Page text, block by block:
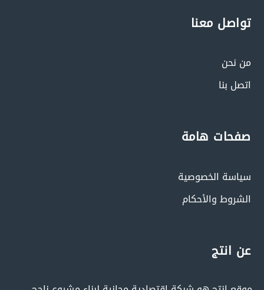
تواصل معنا
من نحن
اتصل بنا
صفحات هامة
سياسة الخصوصية
الشروط والأحكام
عن انتج